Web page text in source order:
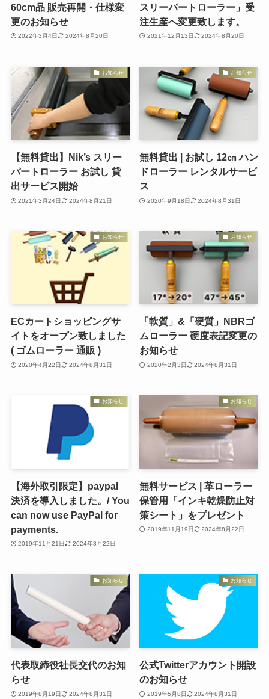
60cm品 販売再開・仕様変
更のお知らせ
2022年3月4日 2024年8月20日
スリーパートローラー」受
注生産へ変更致します。
2021年12月13日 2024年8月20日
お知らせ
【無料貸出】Nik’s スリー
パートローラー お試し 貸
出サービス開始
2021年3月24日 2024年8月21日
お知らせ
無料貸出 | お試し 12㎝ ハン
ドローラー レンタルサービ
ス
2020年9月18日 2024年8月31日
お知らせ
ECカートショッピングサ
イトをオープン致しました
( ゴムローラー 通販 )
2020年4月22日 2024年8月31日
お知らせ
「軟質」&「硬質」NBRゴ
ムローラー 硬度表記変更の
お知らせ
2020年2月3日 2024年8月31日
お知らせ
【海外取引限定】paypal
決済を導入しました。/ You
can now use PayPal for
payments.
2019年11月21日 2024年8月22日
お知らせ
無料サービス | 革ローラー
保管用「インキ乾燥防止対
策シート」をプレゼント
2019年11月19日 2024年8月22日
お知らせ
代表取締役社長交代のお知
らせ
2019年8月19日 2024年8月31日
お知らせ
公式Twitterアカウント開設
のお知らせ
2019年5月8日 2024年8月31日